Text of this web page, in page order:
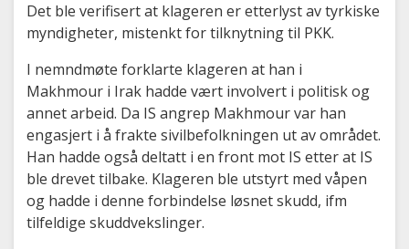
Det ble verifisert at klageren er etterlyst av tyrkiske
myndigheter, mistenkt for tilknytning til PKK.
I nemndmøte forklarte klageren at han i
Makhmour i Irak hadde vært involvert i politisk og
annet arbeid. Da IS angrep Makhmour var han
engasjert i å frakte sivilbefolkningen ut av området.
Han hadde også deltatt i en front mot IS etter at IS
ble drevet tilbake. Klageren ble utstyrt med våpen
og hadde i denne forbindelse løsnet skudd, ifm
tilfeldige skuddvekslinger.